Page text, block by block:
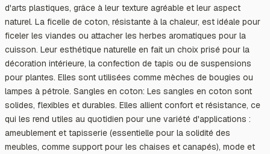
d'arts plastiques, grâce à leur texture agréable et leur aspect
naturel. La ficelle de coton, résistante à la chaleur, est idéale pour
ficeler les viandes ou attacher les herbes aromatiques pour la
cuisson. Leur esthétique naturelle en fait un choix prisé pour la
décoration intérieure, la confection de tapis ou de suspensions
pour plantes. Elles sont utilisées comme mèches de bougies ou
lampes à pétrole. Sangles en coton: Les sangles en coton sont
solides, flexibles et durables. Elles allient confort et résistance, ce
qui les rend utiles au quotidien pour une variété d'applications :
ameublement et tapisserie (essentielle pour la solidité des
meubles, comme support pour les chaises et canapés), mode et